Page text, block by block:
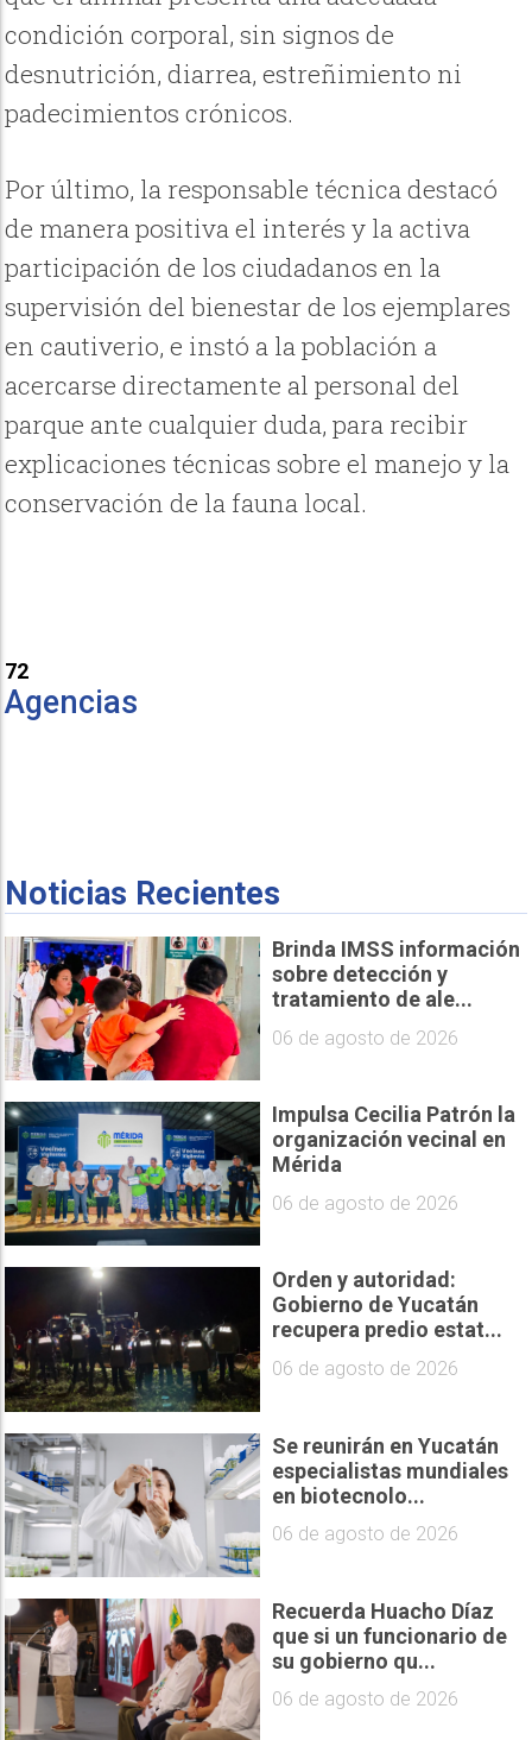
condición corporal, sin signos de
desnutrición, diarrea, estreñimiento ni
padecimientos crónicos.
Por último, la responsable técnica destacó
de manera positiva el interés y la activa
participación de los ciudadanos en la
supervisión del bienestar de los ejemplares
en cautiverio, e instó a la población a
acercarse directamente al personal del
parque ante cualquier duda, para recibir
explicaciones técnicas sobre el manejo y la
conservación de la fauna local.
72
Agencias
Noticias Recientes
Brinda IMSS información
sobre detección y
tratamiento de ale...
06 de agosto de 2026
Impulsa Cecilia Patrón la
organización vecinal en
Mérida
06 de agosto de 2026
Orden y autoridad:
Gobierno de Yucatán
recupera predio estat...
06 de agosto de 2026
Se reunirán en Yucatán
especialistas mundiales
en biotecnolo...
06 de agosto de 2026
Recuerda Huacho Díaz
que si un funcionario de
su gobierno qu...
06 de agosto de 2026